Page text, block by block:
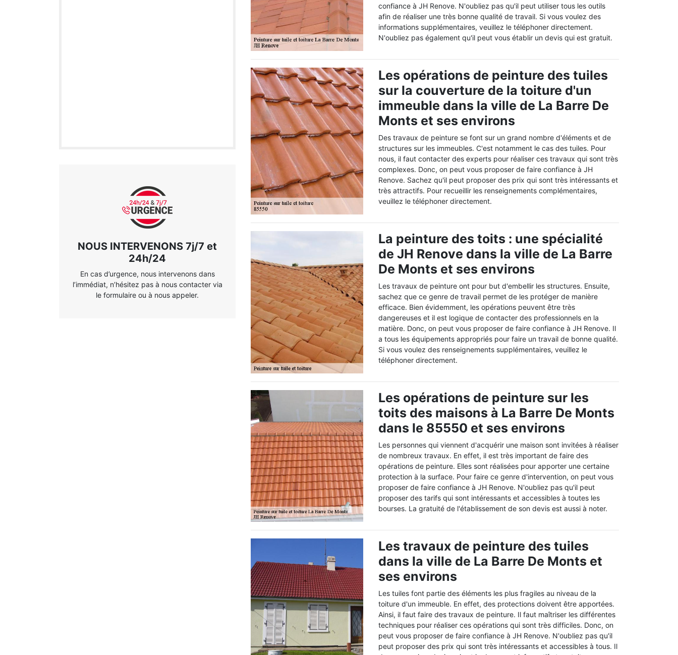
NOUS INTERVENONS 7j/7 et
24h/24
En cas d’urgence, nous intervenons dans
l’immédiat, n’hésitez pas à nous contacter via
le formulaire ou à nous appeler.
confiance à JH Renove. N'oubliez pas qu'il peut utiliser tous les outils
afin de réaliser une très bonne qualité de travail. Si vous voulez des
informations supplémentaires, veuillez le téléphoner directement.
N'oubliez pas également qu'il peut vous établir un devis qui est gratuit.
Les opérations de peinture des tuiles
sur la couverture de la toiture d'un
immeuble dans la ville de La Barre De
Monts et ses environs
Des travaux de peinture se font sur un grand nombre d'éléments et de
structures sur les immeubles. C'est notamment le cas des tuiles. Pour
nous, il faut contacter des experts pour réaliser ces travaux qui sont très
complexes. Donc, on peut vous proposer de faire confiance à JH
Renove. Sachez qu'il peut proposer des prix qui sont très intéressants et
très attractifs. Pour recueillir les renseignements complémentaires,
veuillez le téléphoner directement.
La peinture des toits : une spécialité
de JH Renove dans la ville de La Barre
De Monts et ses environs
Les travaux de peinture ont pour but d'embellir les structures. Ensuite,
sachez que ce genre de travail permet de les protéger de manière
efficace. Bien évidemment, les opérations peuvent être très
dangereuses et il est logique de contacter des professionnels en la
matière. Donc, on peut vous proposer de faire confiance à JH Renove. Il
a tous les équipements appropriés pour faire un travail de bonne qualité.
Si vous voulez des renseignements supplémentaires, veuillez le
téléphoner directement.
Les opérations de peinture sur les
toits des maisons à La Barre De Monts
dans le 85550 et ses environs
Les personnes qui viennent d'acquérir une maison sont invitées à réaliser
de nombreux travaux. En effet, il est très important de faire des
opérations de peinture. Elles sont réalisées pour apporter une certaine
protection à la surface. Pour faire ce genre d'intervention, on peut vous
proposer de faire confiance à JH Renove. N'oubliez pas qu'il peut
proposer des tarifs qui sont intéressants et accessibles à toutes les
bourses. La gratuité de l'établissement de son devis est aussi à noter.
Les travaux de peinture des tuiles
dans la ville de La Barre De Monts et
ses environs
Les tuiles font partie des éléments les plus fragiles au niveau de la
toiture d'un immeuble. En effet, des protections doivent être apportées.
Ainsi, il faut faire des travaux de peinture. Il faut maîtriser les différentes
techniques pour réaliser ces opérations qui sont très difficiles. Donc, on
peut vous proposer de faire confiance à JH Renove. N'oubliez pas qu'il
peut proposer des prix qui sont très intéressants et accessibles à tous. Il